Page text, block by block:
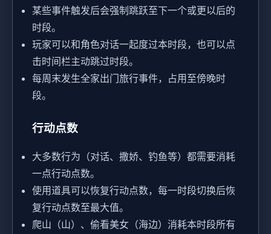
某些事件触发后会强制跳跃至下一个或更以后的
时段。
玩家可以和角色对话一起度过本时段，也可以点
击时间栏主动跳过时段。
每周末发生全家出门旅行事件，占用至傍晚时
段。
行动点数
大多数行为（对话、撒娇、钓鱼等）都需要消耗
一点行动点数。
使用道具可以恢复行动点数，每一时段切换后恢
复行动点数至最大值。
爬山（山）、偷看美女（海边）消耗本时段所有